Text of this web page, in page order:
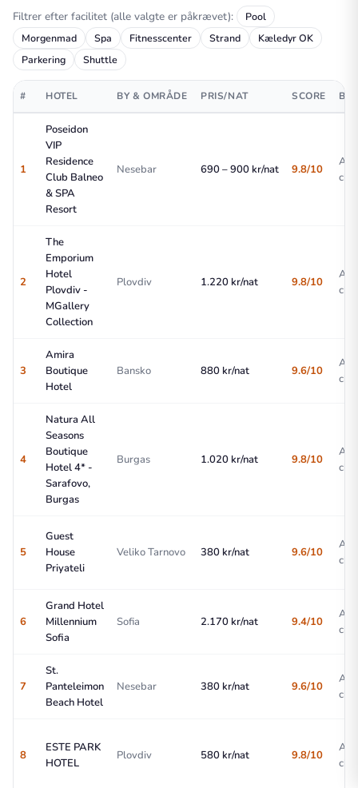
Filtrer efter facilitet (alle valgte er påkrævet):
Pool
Morgenmad
Spa Fitnesscenter Strand
Kæledyr OK
Parkering
Shuttle
# HOTEL BY & OMRÅDE PRIS/NAT SCORE
1
Poseidon
VIP
Residence
Club Balneo
& SPA
Resort
Nesebar 690 – 900 kr/nat 9.8/10
2
The
Emporium
Hotel
Plovdiv -
MGallery
Collection
Plovdiv 1.220 kr/nat 9.8/10
3
Amira
Boutique
Hotel
Bansko 880 kr/nat 9.6/10
4
Natura All
Seasons
Boutique
Hotel 4* -
Sarafovo,
Burgas
Burgas 1.020 kr/nat 9.8/10
5
Guest
House
Priyateli
Veliko Tarnovo 380 kr/nat 9.6/10
6
Grand Hotel
Millennium
Sofia
Sofia 2.170 kr/nat 9.4/10
7
St.
Panteleimon
Beach Hotel
Nesebar 380 kr/nat 9.6/10
8
ESTE PARK
HOTEL
Plovdiv 580 kr/nat 9.8/10